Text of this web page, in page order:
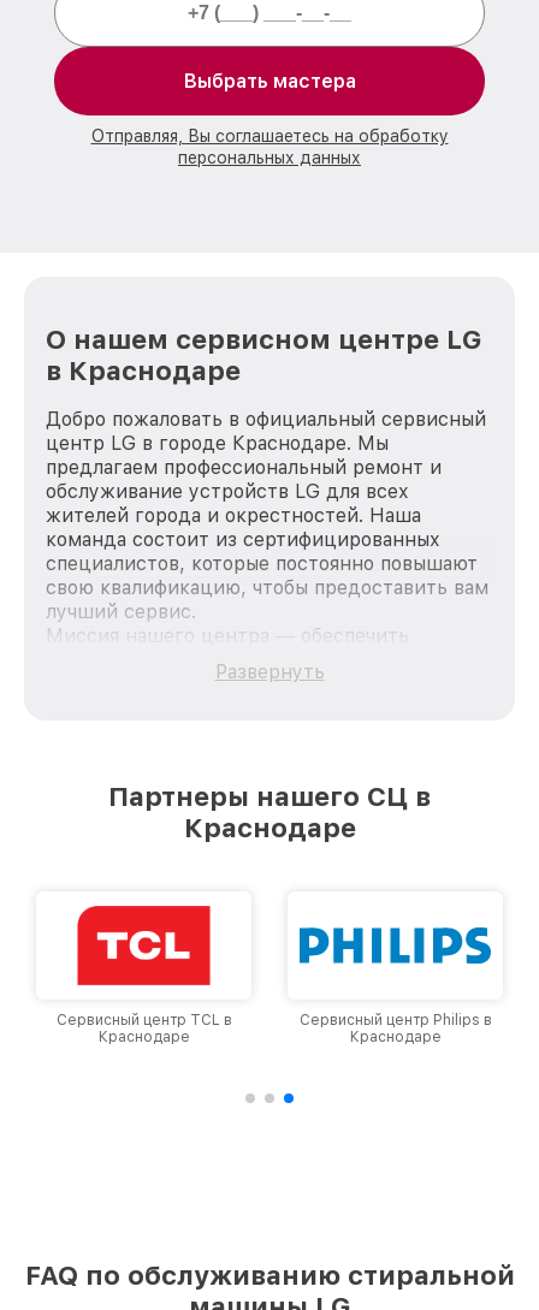
Выбрать мастера
Отправляя, Вы соглашаетесь на обработку
персональных данных
О нашем сервисном центре LG
в Краснодаре
Добро пожаловать в официальный сервисный
центр LG в городе Краснодаре. Мы
предлагаем профессиональный ремонт и
обслуживание устройств LG для всех
жителей города и окрестностей. Наша
команда состоит из сертифицированных
специалистов, которые постоянно повышают
свою квалификацию, чтобы предоставить вам
лучший сервис.
Миссия нашего центра — обеспечить
качественный и доступный ремонт для
каждого пользователя продукции LG, вне
лучшим сервисным центром LG в городе
Краснодаре, постоянно повышая уровень
Развернуть
Партнеры нашего СЦ в
Краснодаре
Сервисный центр TCL в
Краснодаре
Сервисный центр Philips в
Краснодаре
FAQ по обслуживанию стиральной